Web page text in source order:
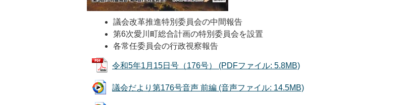
議会改革推進特別委員会の中間報告
第6次愛川町総合計画の特別委員会を設置
各常任委員会の行政視察報告
令和5年1月15日号（176号） (PDFファイル: 5.8MB)
議会だより第176号音声 前編 (音声ファイル: 14.5MB)